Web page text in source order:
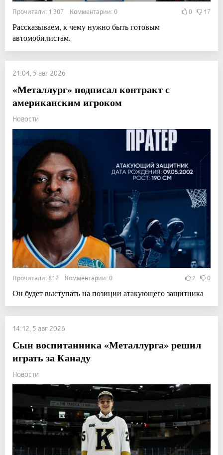
Прочитали: 1 307 Комментарии: 0 0 17
Рассказываем, к чему нужно быть готовым
автомобилистам.
21:04, 5 авг 2026
«Металлург» подписал контракт с
американским игроком
Новости
Прочитали: 812 Комментарии: 0 2 0
Он будет выступать на позиции атакующего защитника
14:12, 5 авг 2026
Сын воспитанника «Металлурга» решил
играть за Канаду
Новости